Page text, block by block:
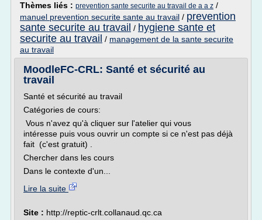
Thèmes liés : prevention sante securite au travail de a a z /
manuel prevention securite sante au travail / prevention
sante securite au travail / hygiene sante et
securite au travail / management de la sante securite
au travail
MoodleFC-CRL: Santé et sécurité au
travail
Santé et sécurité au travail
Catégories de cours:
Vous n'avez qu'à cliquer sur l'atelier qui vous
intéresse puis vous ouvrir un compte si ce n'est pas déjà
fait (c'est gratuit) .
Chercher dans les cours
Dans le contexte d'un...
Lire la suite
Site : http://reptic-crlt.collanaud.qc.ca